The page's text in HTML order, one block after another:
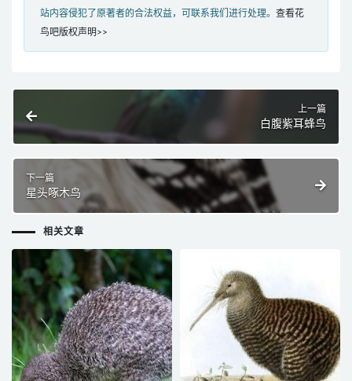
站内容侵犯了原著者的合法权益，可联系我们进行处理。 查看花
鸟吧版权声明>>
上一篇
白腹紫耳蜂鸟
下一篇
星头啄木鸟
相关文章